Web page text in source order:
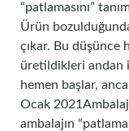
“patlamasını”
Ürün
çıkar. Bu düşünce
üretildikleri andan
hemen başlar,
Ocak
ambalajın